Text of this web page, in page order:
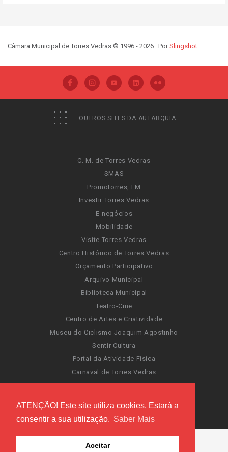
ATENÇÃO! Este site utiliza cookies. Estará a
consentir a sua utilização. Saber Mais
Aceitar
Câmara Municipal de Torres Vedras © 1996 - 2026 · PorSlingshot
OUTROS SITES DA AUTARQUIA
C. M. de Torres Vedras
SMAS
Promotorres, EM
Investir Torres Vedras
E-negócios
Mobilidade
Visite Torres Vedras
Centro Histórico de Torres Vedras
Orçamento Participativo
Arquivo Municipal
Biblioteca Municipal
Teatro-Cine
Centro de Artes e Criatividade
Museu do Ciclismo Joaquim Agostinho
Sentir Cultura
Portal da Atividade Física
Carnaval de Torres Vedras
Santa Cruz Ocean Spirit